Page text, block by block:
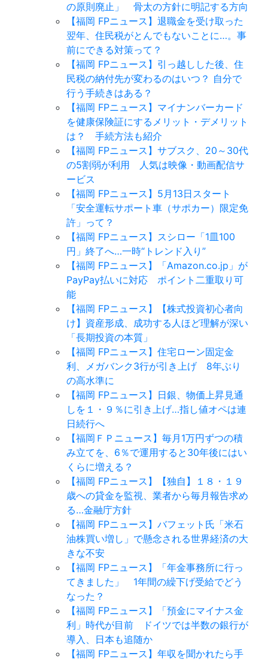
の原則廃止」 骨太の方針に明記する方向
【福岡 FPニュース】退職金を受け取った
翌年、住民税がとんでもないことに…。事
前にできる対策って？
【福岡 FPニュース】引っ越しした後、住
民税の納付先が変わるのはいつ？ 自分で
行う手続きはある？
【福岡 FPニュース】マイナンバーカード
を健康保険証にするメリット・デメリット
は？ 手続方法も紹介
【福岡 FPニュース】サブスク、20～30代
の5割弱が利用 人気は映像・動画配信サ
ービス
【福岡 FPニュース】5月13日スタート
「安全運転サポート車（サポカー）限定免
許」って？
【福岡 FPニュース】スシロー「1皿100
円」終了へ…一時“トレンド入り”
【福岡 FPニュース】「Amazon.co.jp」が
PayPay払いに対応 ポイント二重取り可
能
【福岡 FPニュース】【株式投資初心者向
け】資産形成、成功する人ほど理解が深い
「長期投資の本質」
【福岡 FPニュース】住宅ローン固定金
利、メガバンク3行が引き上げ 8年ぶり
の高水準に
【福岡 FPニュース】日銀、物価上昇見通
しを１・９％に引き上げ…指し値オペは連
日続行へ
【福岡ＦＰニュース】毎月1万円ずつの積
み立てを、6％で運用すると30年後にはい
くらに増える？
【福岡 FPニュース】【独自】１８・１９
歳への貸金を監視、業者から毎月報告求め
る…金融庁方針
【福岡 FPニュース】バフェット氏「米石
油株買い増し」で懸念される世界経済の大
きな不安
【福岡 FPニュース】「年金事務所に行っ
てきました」 1年間の繰下げ受給でどう
なった？
【福岡 FPニュース】「預金にマイナス金
利」時代が目前 ドイツでは半数の銀行が
導入、日本も追随か
【福岡 FPニュース】年収を聞かれたら手